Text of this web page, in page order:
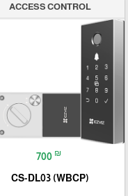
ACCESS CONTROL
700 ₪
CS-DL03 (WBCP)